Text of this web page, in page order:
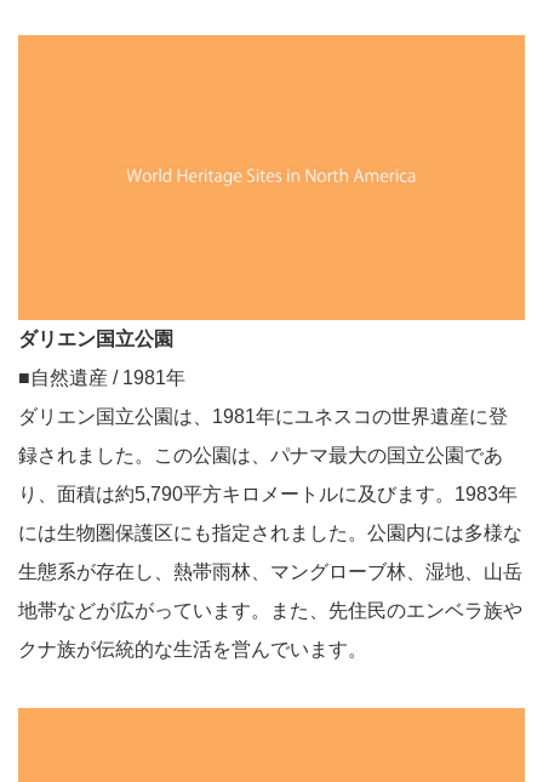
ダリエン国立公園
■自然遺産 / 1981年
ダリエン国立公園は、1981年にユネスコの世界遺産に登
録されました。この公園は、パナマ最大の国立公園であ
り、面積は約5,790平方キロメートルに及びます。1983年
には生物圏保護区にも指定されました。公園内には多様な
生態系が存在し、熱帯雨林、マングローブ林、湿地、山岳
地帯などが広がっています。また、先住民のエンベラ族や
クナ族が伝統的な生活を営んでいます。